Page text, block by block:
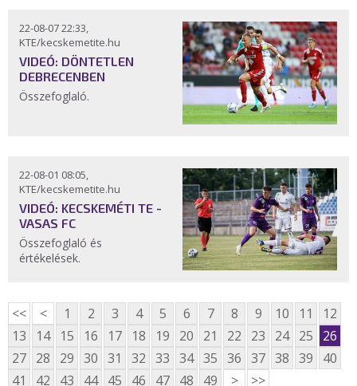
22-08-07 22:33,
KTE/kecskemetite.hu
VIDEÓ: DÖNTETLEN
DEBRECENBEN
Összefoglaló.
22-08-01 08:05,
KTE/kecskemetite.hu
VIDEÓ: KECSKEMÉTI TE -
VASAS FC
Összefoglaló és
értékelések.
<< < 1 2 3 4 5 6 7 8 9 10 11
12
13
14 15 16 17 18 19 20 21 22 23 24 25
26
27 28 29 30 31 32 33 34 35 36 37 38 39
40
41
42 43 44 45 46 47 48 49 > >>